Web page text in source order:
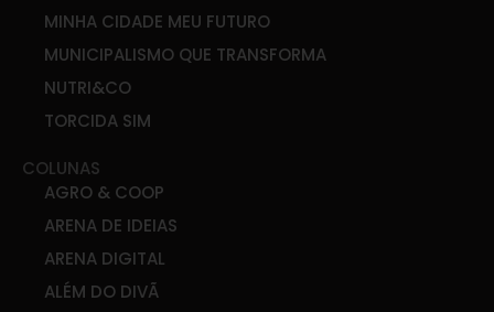
MINHA CIDADE MEU FUTURO
MUNICIPALISMO QUE TRANSFORMA
NUTRI&CO
TORCIDA SIM
COLUNAS
AGRO & COOP
ARENA DE IDEIAS
ARENA DIGITAL
ALÉM DO DIVÃ